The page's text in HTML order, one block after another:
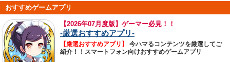
おすすめゲームアプリ
【2026年07月度版】ゲーマー必見！！
-厳選おすすめアプリ-
【厳選おすすめアプリ】
今ハマるコンテンツを厳選してご
紹介！！スマートフォン向けおすすめゲームアプリ